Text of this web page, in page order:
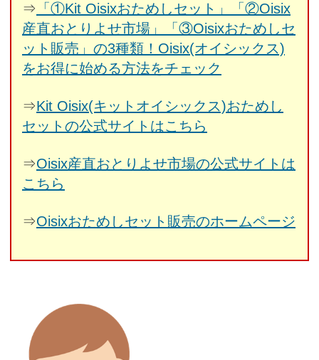
⇒ 「①Kit Oisixおためしセット」「②Oisix
産直おとりよせ市場」「③Oisixおためしセ
ット販売」の3種類！Oisix(オイシックス)
をお得に始める方法をチェック
⇒Kit Oisix(キットオイシックス)おためし
セットの公式サイトはこちら
⇒Oisix産直おとりよせ市場の公式サイトは
こちら
⇒Oisixおためしセット販売のホームページ